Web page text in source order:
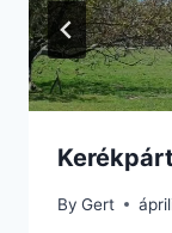
By Gert